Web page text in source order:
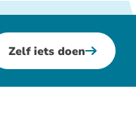
Zelf iets doen